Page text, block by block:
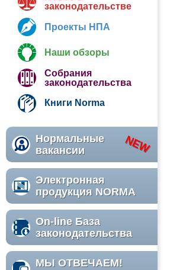
законодательстве
Проекты НПА
Наши обзоры
Собрания
законодательства
Книги Norma
Нормальные
вакансии
Электронная
продукция NORMA
On-line База
законодательства
МЫ ОТВЕЧАЕМ!